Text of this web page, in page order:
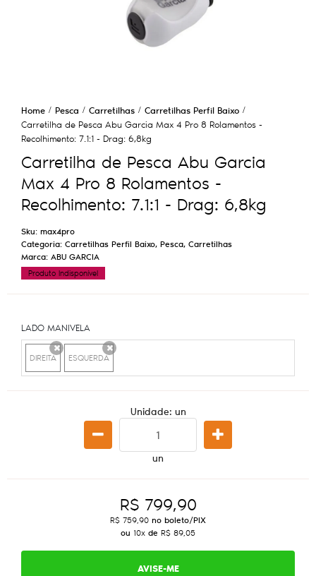
Home Pesca Carretilhas
Carretilhas Perfil Baixo
Carretilha de Pesca Abu Garcia Max 4 Pro 8 Rolamentos -
Recolhimento: 7.1:1 - Drag: 6,8kg
Carretilha de Pesca Abu Garcia
Max 4 Pro 8 Rolamentos -
Recolhimento: 7.1:1 - Drag: 6,8kg
Sku: max4pro
Categoria: Carretilhas Perfil Baixo, Pesca, Carretilhas
Marca: ABU GARCIA
Produto Indisponível
LADO MANIVELA
DIREITA
x ESQUERDA
x
Unidade: un
un
R$ 799,90
R$ 759,90 no boleto/PIX
ou 10x de R$ 89,05
AVISE-ME